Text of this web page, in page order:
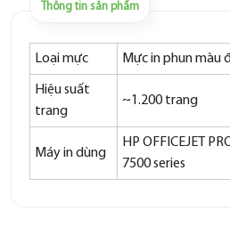
Thông tin sản phẩm
Loại mực Mực in phun màu
Hiệu suất
trang
~1.200 trang
Máy in dùng
HP OFFICEJET
7500 series